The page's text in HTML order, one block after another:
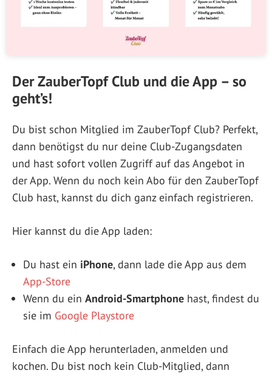
Der ZauberTopf Club und die App – so
geht’s!
Du bist schon Mitglied im ZauberTopf Club? Perfekt,
dann benötigst du nur deine Club-Zugangsdaten
und hast sofort vollen Zugriff auf das Angebot in
der App. Wenn du noch kein Abo für den ZauberTopf
Club hast, kannst du dich ganz einfach registrieren.
Hier kannst du die App laden:
Du hast ein iPhone, dann lade die App aus dem
App-Store
Wenn du ein Android-Smartphone hast, findest du
sie im Google Playstore
Einfach die App herunterladen, anmelden und
kochen. Du bist noch kein Club-Mitglied, dann